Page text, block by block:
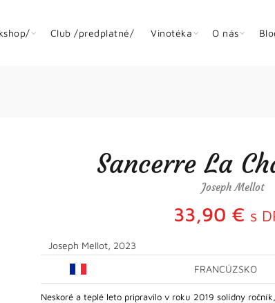
Club /predplatné/ Vinotéka O nás
Sancerre La
Joseph Mellot
33,90 € s
Joseph Mellot, 2023
FRANCÚZSKO
Neskoré a teplé leto pripravilo v roku 2019 solídny